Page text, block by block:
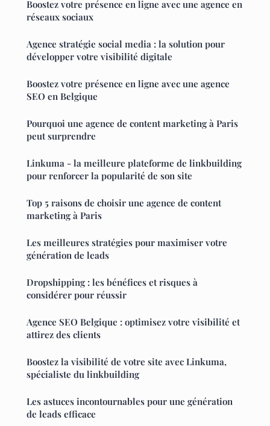
Boostez votre présence en ligne avec une agence en
réseaux sociaux
Agence stratégie social media : la solution pour
développer votre visibilité digitale
Boostez votre présence en ligne avec une agence
SEO en Belgique
Pourquoi une agence de content marketing à Paris
peut surprendre
Linkuma - la meilleure plateforme de linkbuilding
pour renforcer la popularité de son site
Top 5 raisons de choisir une agence de content
marketing à Paris
Les meilleures stratégies pour maximiser votre
génération de leads
Dropshipping : les bénéfices et risques à
considérer pour réussir
Agence SEO Belgique : optimisez votre visibilité et
attirez des clients
Boostez la visibilité de votre site avec Linkuma,
spécialiste du linkbuilding
Les astuces incontournables pour une génération
de leads efficace